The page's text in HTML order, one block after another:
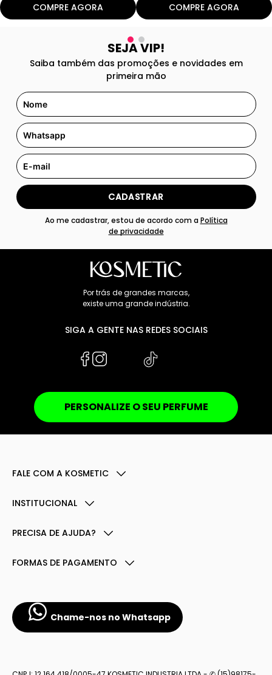
COMPRE AGORA COMPRE AGORA
SEJA VIP!
Saiba também das promoções e novidades em
primeira mão
CADASTRAR
Ao me cadastrar, estou de acordo com aPolítica
de privacidade
Por trás de grandes marcas,
existe uma grande indústria.
SIGA A GENTE NAS REDES SOCIAIS
PERSONALIZE O SEU PERFUME
FALE COM A KOSMETIC
INSTITUCIONAL
PRECISA DE AJUDA?
FORMAS DE PAGAMENTO
Chame-nos no Whatsapp